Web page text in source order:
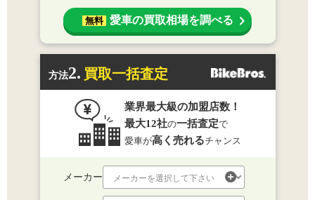
無料 愛車の買取相場を調べる
方法2. 買取一括査定
業界最大級の加盟店数！
最大12社の一括査定で
愛車が高く売れるチャンス
メーカー